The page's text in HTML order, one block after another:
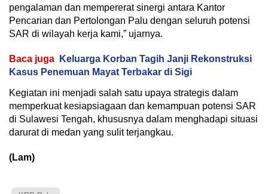
pengalaman dan mempererat sinergi antara Kantor
Pencarian dan Pertolongan Palu dengan seluruh potensi
SAR di wilayah kerja kami,” ujarnya.
Baca juga
Keluarga Korban Tagih Janji Rekonstruksi
Kasus Penemuan Mayat Terbakar di Sigi
Kegiatan ini menjadi salah satu upaya strategis dalam
memperkuat kesiapsiagaan dan kemampuan potensi SAR
di Sulawesi Tengah, khususnya dalam menghadapi situasi
darurat di medan yang sulit terjangkau.
(Lam)